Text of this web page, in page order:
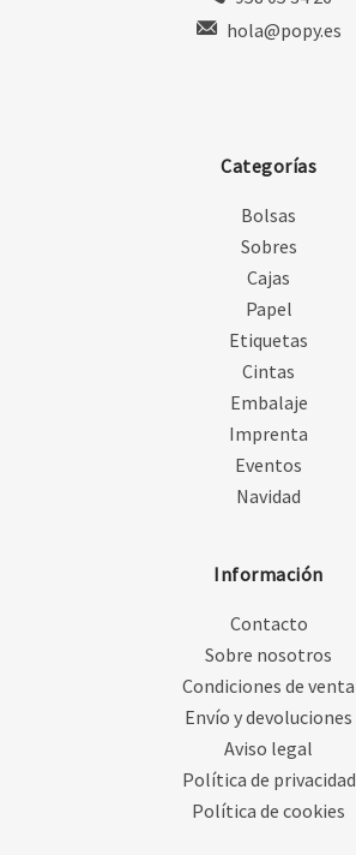
hola@popy.es
Categorías
Bolsas
Sobres
Cajas
Papel
Etiquetas
Cintas
Embalaje
Imprenta
Eventos
Navidad
Información
Contacto
Sobre nosotros
Condiciones de venta
Envío y devoluciones
Aviso legal
Política de privacidad
Política de cookies